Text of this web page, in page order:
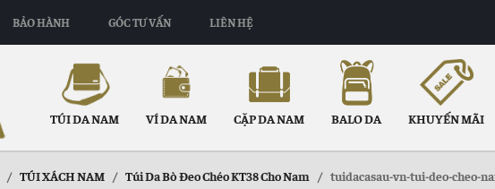
BẢO HÀNH GÓC TƯ VẤN LIÊN HỆ
TÚI DA NAM VÍ DA NAM CẶP DA NAM BALO DA KHUYẾN MÃI
/ TÚI XÁCH NAM / Túi Da Bò Đeo Chéo KT38 Cho Nam / tuidacasau-vn-tui-deo-cheo-